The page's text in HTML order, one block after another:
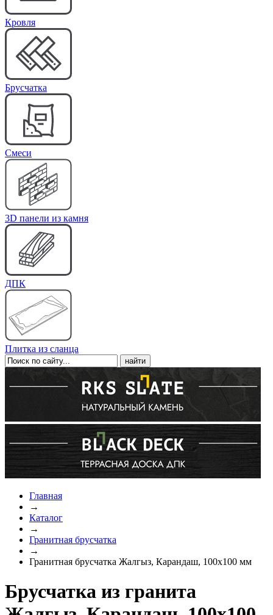
Кровля
Брусчатка
Cмеси
3D панели из камня
ДПК
Плитка из сланца
Главная
→
Каталог
→
Гранитная брусчатка
→
Гранитная брусчатка Жалгыз, Карандаш, 100x100 мм
Брусчатка из гранита